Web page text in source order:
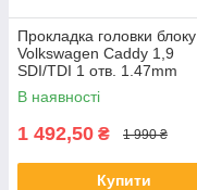
Прокладка головки блоку
Volkswagen Caddy 1,9
SDI/TDI 1 отв. 1.47mm
В наявності
1 492,50 ₴ 1 990 ₴
Купити